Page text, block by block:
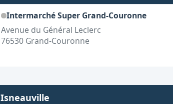
Intermarché Super Grand-Couronne
Avenue du Général Leclerc
76530 Grand-Couronne
Isneauville